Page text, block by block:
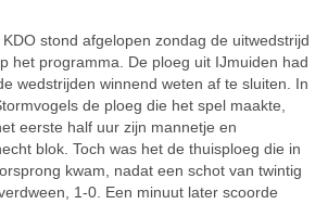
stond afgelopen zondag de uitwedstrijd
het programma. De ploeg uit IJmuiden had
wedstrijden winnend weten af te sluiten. In
de ploeg die het spel maakte,
eerste half uur zijn mannetje en
blok. Toch was het de thuisploeg die in
kwam, nadat een schot van twintig
1-0. Een minuut later scoorde